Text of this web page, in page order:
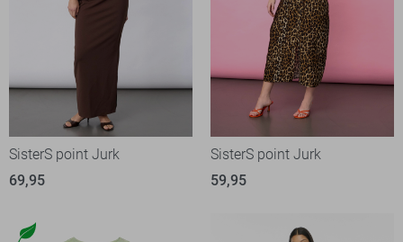
SisterS point Jurk
69,95
SisterS point Jurk
59,95